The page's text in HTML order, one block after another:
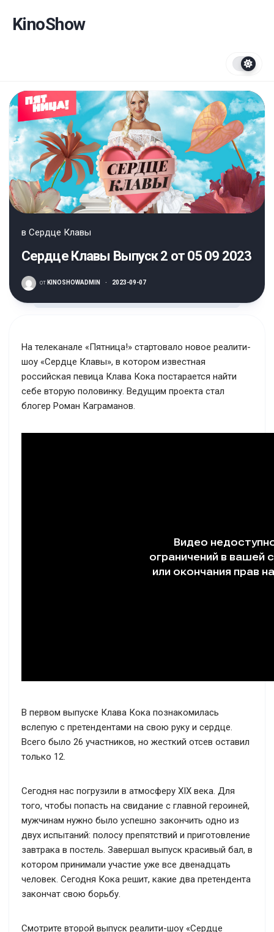
содержанию
KinoShow
в Сердце Клавы
Сердце Клавы Выпуск 2 от 05 09 2023
от KINOSHOWADMIN · 2023-09-07
На телеканале «Пятница!» стартовало новое реалити-
шоу «Сердце Клавы», в котором известная
российская певица Клава Кока постарается найти
себе вторую половинку. Ведущим проекта стал
блогер Роман Каграманов.
В первом выпуске Клава Кока познакомилась
вслепую с претендентами на свою руку и сердце.
Всего было 26 участников, но жесткий отсев оставил
только 12.
Сегодня нас погрузили в атмосферу XIX века. Для
того, чтобы попасть на свидание с главной героиней,
мужчинам нужно было успешно закончить одно из
двух испытаний: полосу препятствий и приготовление
завтрака в постель. Завершал выпуск красивый бал, в
котором принимали участие уже все двенадцать
человек. Сегодня Кока решит, какие два претендента
закончат свою борьбу.
Смотрите второй выпуск реалити-шоу «Сердце